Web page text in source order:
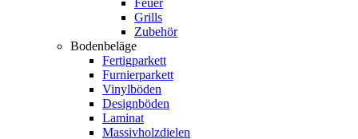
Grills
Zubehör
Bodenbeläge
Fertigparkett
Furnierparkett
Vinylböden
Designböden
Laminat
Massivholzdielen